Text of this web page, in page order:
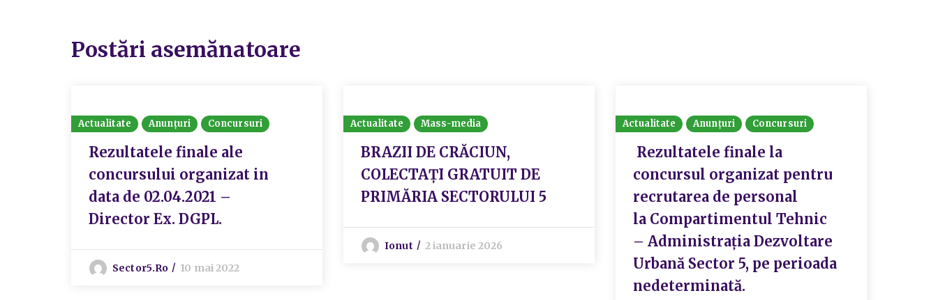
Postări asemănatoare
Actualitate Anunțuri Concursuri
Rezultatele finale ale
concursului organizat in
data de 02.04.2021 –
Director Ex. DGPL.
Sector5.ro 10 mai 2022
Actualitate Mass-media
BRAZII DE CRĂCIUN,
COLECTAȚI GRATUIT DE
PRIMĂRIA SECTORULUI 5
Ionut 2 ianuarie 2026
Actualitate Anunțuri Concursuri
Rezultatele finale la
concursul organizat pentru
recrutarea de personal
la Compartimentul Tehnic
– Administrația Dezvoltare
Urbană Sector 5, pe perioada
nedeterminată.